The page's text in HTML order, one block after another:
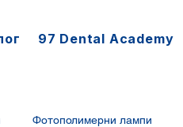
97 Dental Academy
Фотополимерни лампи